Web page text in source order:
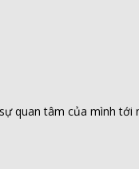
quan tâm của mình